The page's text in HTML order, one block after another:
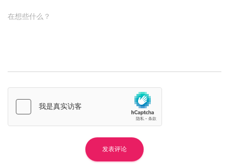
在想些什么？